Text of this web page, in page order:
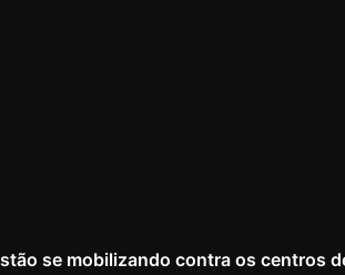
se mobilizando contra os centros